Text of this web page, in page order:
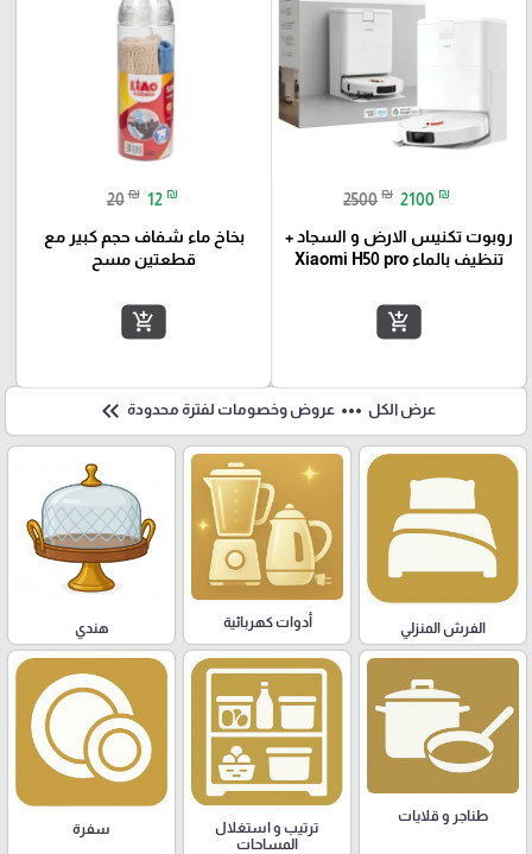
2500 ₪ 2100 ₪
روبوت تكنيس الارض و السجاد +
تنظيف بالماء Xiaomi H50 pro
add_shopping_cart
20 ₪ 12 ₪
بخاخ ماء شفاف حجم كبير مع
قطعتين مسح
add_shopping_cart
عرض الكل more_horiz عروض وخصومات لفترة محدودة keyboard_double_arrow_left
الفرش المنزلي أدوات كهربائية هندي
طناجر و قلايات
ترتيب و استغلال
المساحات
سفرة